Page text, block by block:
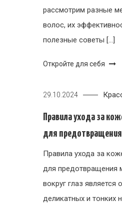
рассмотрим разные
волос, их
полезные советы […]
Откройте для себя
29.10.2024
Правила ухода за
для
Правила ухода за
для
вокруг глаз является
деликатных и тонких